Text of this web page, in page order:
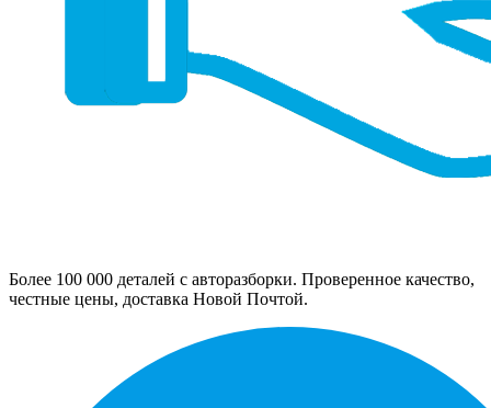
Более 100 000 деталей с авторазборки. Проверенное качество,
честные цены, доставка Новой Почтой.